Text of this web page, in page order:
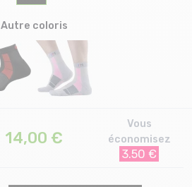
Autre coloris
14,00 €
Vous
économisez
3.50 €